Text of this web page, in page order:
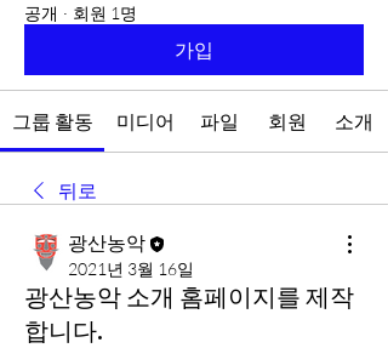
공개 · 회원 1명
가입
그룹 활동 미디어 파일 회원 소개
뒤로
광산농악
2021년 3월 16일
광산농악 소개 홈페이지를 제작
합니다.